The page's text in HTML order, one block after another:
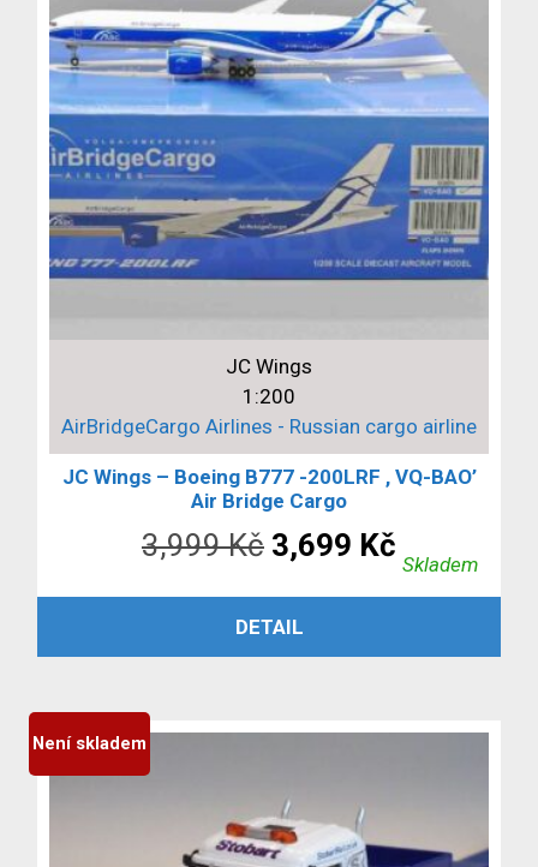
JC Wings
1:200
AirBridgeCargo Airlines - Russian cargo airline
JC Wings – Boeing B777 -200LRF , VQ-BAO’
Air Bridge Cargo
3,999Kč Původní
cena
byla:
3,699 Kč
cena
Skladem
PŘIDAT DO KOŠÍKU
DETAIL
Není skladem